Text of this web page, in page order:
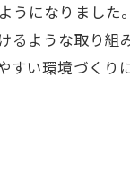
うになりまし
るような取り
すい環境づくり